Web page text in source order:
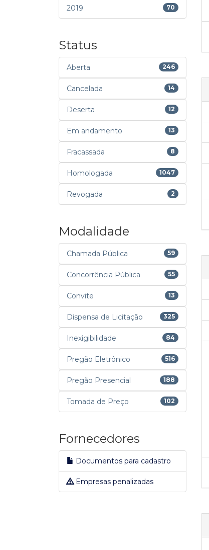
2019 70
Status
Aberta 246
Cancelada 14
Deserta 12
Em andamento 13
Fracassada 8
Homologada 1047
Revogada 2
Modalidade
Chamada Pública 59
Concorrência Pública 55
Convite 13
Dispensa de Licitação 325
Inexigibilidade 84
Pregão Eletrônico 516
Pregão Presencial 188
Tomada de Preço 102
Fornecedores
Documentos para cadastro
Empresas penalizadas